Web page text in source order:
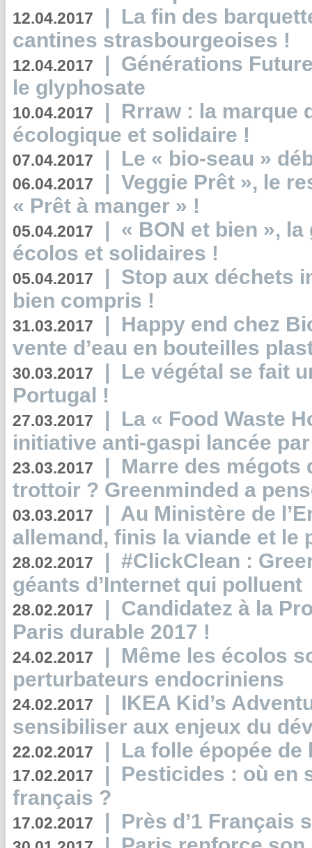
12.04.2017 | La fin des
cantines strasbourgeoises !
12.04.2017 | Générations
le glyphosate
10.04.2017 | Rrraw : la marque
écologique et solidaire !
07.04.2017 | Le « bio-seau »
06.04.2017 | Veggie Prêt », le
« Prêt à manger » !
05.04.2017 | « BON et bien »,
écolos et solidaires !
05.04.2017 | Stop aux déchets
bien compris !
31.03.2017 | Happy end chez
vente d’eau en bouteilles
30.03.2017 | Le végétal se fait
Portugal !
27.03.2017 | La « Food Waste
initiative anti-gaspi lancée
23.03.2017 | Marre des mégots
trottoir ? Greenminded a
03.03.2017 | Au Ministère de
allemand, finis la viande et le
28.02.2017 | #ClickClean :
géants d’Internet qui polluent
28.02.2017 | Candidatez à la
Paris durable 2017 !
24.02.2017 | Même les écolos
perturbateurs endocriniens
24.02.2017 | IKEA Kid’s
sensibiliser aux enjeux du
22.02.2017 | La folle épopée de
17.02.2017 | Pesticides : où en
français ?
17.02.2017 | Près d’1 Français